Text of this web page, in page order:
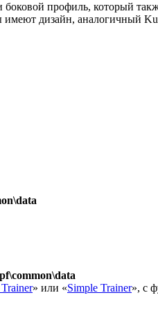
профиль, который
дизайн, аналогичный
» или «Simple Trainer», с